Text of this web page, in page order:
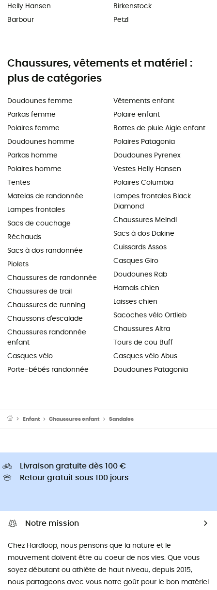
Helly Hansen
Barbour
Birkenstock
Petzl
Chaussures, vêtements et matériel :
plus de catégories
Doudounes femme
Parkas femme
Polaires femme
Doudounes homme
Parkas homme
Polaires homme
Tentes
Matelas de randonnée
Lampes frontales
Sacs de couchage
Réchauds
Sacs à dos randonnée
Piolets
Chaussures de randonnée
Chaussures de trail
Chaussures de running
Chaussons d'escalade
Chaussures randonnée
enfant
Casques vélo
Porte-bébés randonnée
Vêtements enfant
Polaire enfant
Bottes de pluie Aigle enfant
Polaires Patagonia
Doudounes Pyrenex
Vestes Helly Hansen
Polaires Columbia
Lampes frontales Black
Diamond
Chaussures Meindl
Sacs à dos Dakine
Cuissards Assos
Casques Giro
Doudounes Rab
Harnais chien
Laisses chien
Sacoches vélo Ortlieb
Chaussures Altra
Tours de cou Buff
Casques vélo Abus
Doudounes Patagonia
Enfant Chaussures enfant Sandales
Livraison gratuite dès 100 €
Retour gratuit sous 100 jours
Notre mission
Chez Hardloop, nous pensons que la nature et le
mouvement doivent être au coeur de nos vies. Que vous
soyez débutant ou athlète de haut niveau, depuis 2015,
nous partageons avec vous notre goût pour le bon matériel